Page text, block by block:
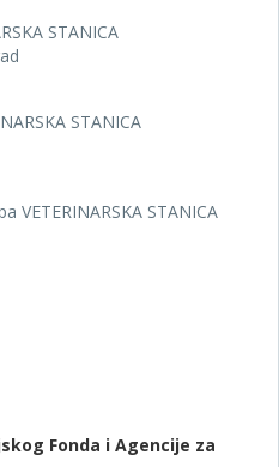
STANICA
STANICA
VETERINARSKA STANICA
Fonda i Agencije za